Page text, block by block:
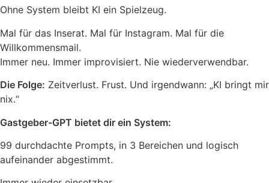
Ohne System bleibt KI ein Spielzeug.
Mal für das Inserat. Mal für Instagram. Mal für die
Willkommensmail.
Immer neu. Immer improvisiert. Nie wiederverwendbar.
Die Folge: Zeitverlust. Frust. Und irgendwann: „KI bringt mir
nix.“
Gastgeber-GPT bietet dir ein System:
99 durchdachte Prompts, in 3 Bereichen und logisch
aufeinander abgestimmt.